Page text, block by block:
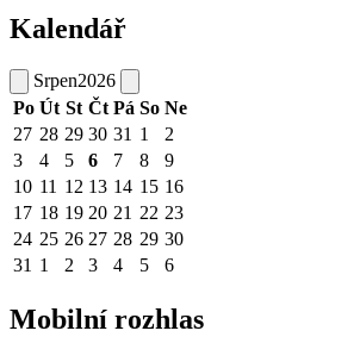
Kalendář
Srpen2026
Po Út St Čt Pá So Ne
27 28 29 30 31 1
2
3
4 5 6 7 8
9
10 11 12 13 14 15 16
17 18 19 20 21 22 23
24 25 26 27 28 29 30
31 1 2 3 4 5 6
Mobilní rozhlas